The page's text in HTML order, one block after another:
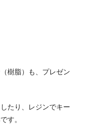
樹脂）も、プレゼン
たり、レジンでキー
す。